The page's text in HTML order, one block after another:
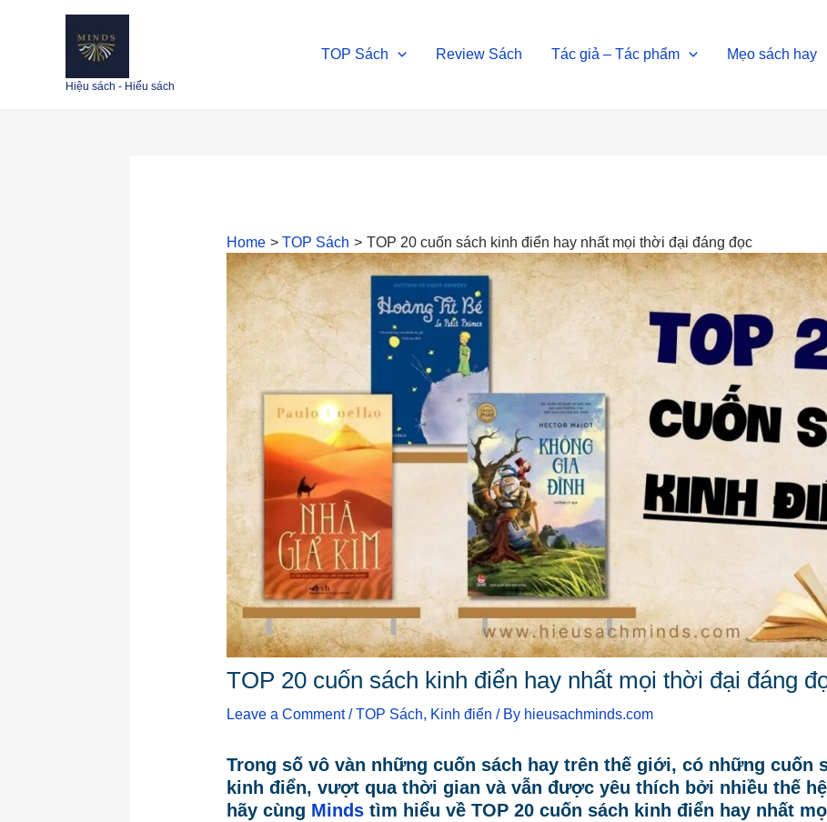
Hiệu sách - Hiểu sách
TOP Sách Review Sách Tác giả – Tác phẩm Mẹo sách hay
Home TOP Sách TOP 20 cuốn sách kinh điển hay nhất mọi thời đại đáng đọc
TOP 20 cuốn sách kinh điển hay nhất mọi thời đại đáng
Leave a Comment /TOP Sách, Kinh điển / By hieusachminds.com
Trong số vô vàn những cuốn sách hay trên thế giới, có những cuốn
kinh điển, vượt qua thời gian và vẫn được yêu thích bởi nhiều thế
hãy cùng Mindstìm hiểu về TOP 20 cuốn sách kinh điển hay nhất